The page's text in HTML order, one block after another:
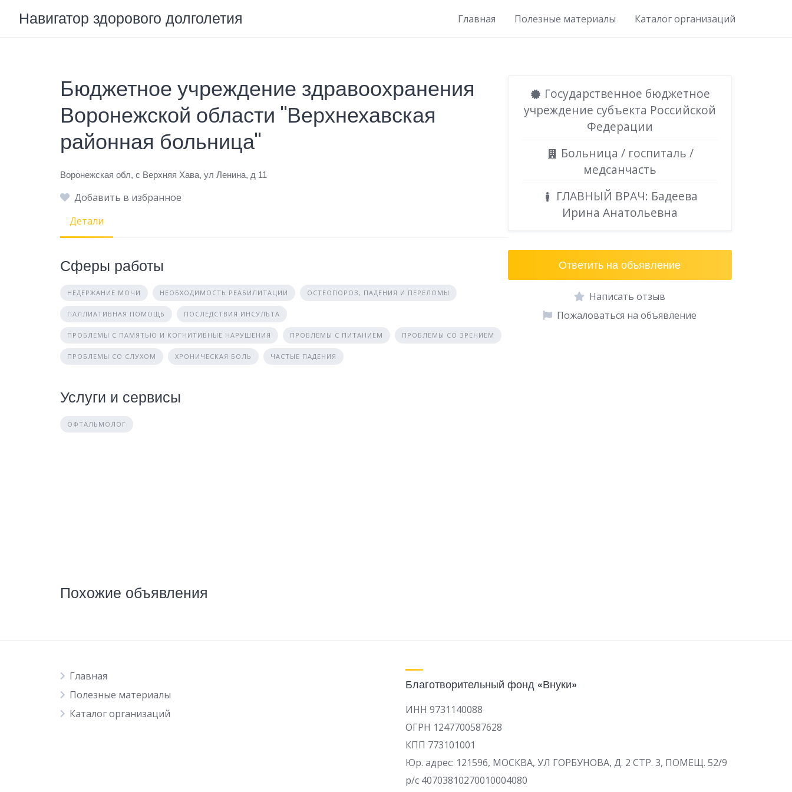
Навигатор здорового долголетия Главная Полезные материалы Каталог организаций
Бюджетное учреждение здравоохранения
Воронежской области "Верхнехавская
районная больница"
Воронежская обл, с Верхняя Хава, ул Ленина, д 11
Добавить в избранное
Детали
Сферы работы
НЕДЕРЖАНИЕ МОЧИ НЕОБХОДИМОСТЬ РЕАБИЛИТАЦИИ ОСТЕОПОРОЗ, ПАДЕНИЯ И ПЕРЕЛОМЫ
ПАЛЛИАТИВНАЯ ПОМОЩЬ ПОСЛЕДСТВИЯ ИНСУЛЬТА
ПРОБЛЕМЫ С ПАМЯТЬЮ И КОГНИТИВНЫЕ НАРУШЕНИЯ ПРОБЛЕМЫ С ПИТАНИЕМ ПРОБЛЕМЫ СО ЗРЕНИЕМ
ПРОБЛЕМЫ СО СЛУХОМ ХРОНИЧЕСКАЯ БОЛЬ ЧАСТЫЕ ПАДЕНИЯ
Услуги и сервисы
ОФТАЛЬМОЛОГ
Государственное бюджетное
учреждение субъекта Российской
Федерации
Больница / госпиталь /
медсанчасть
ГЛАВНЫЙ ВРАЧ: Бадеева
Ирина Анатольевна
Ответить на объявление
Написать отзыв
Пожаловаться на объявление
Похожие объявления
Главная
Полезные материалы
Каталог организаций
Благотворительный фонд «Внуки»
ИНН 9731140088
ОГРН 1247700587628
КПП 773101001
Юр. адрес: 121596, МОСКВА, УЛ ГОРБУНОВА, Д. 2 СТР. 3, ПОМЕЩ. 52/9
р/c 40703810270010004080